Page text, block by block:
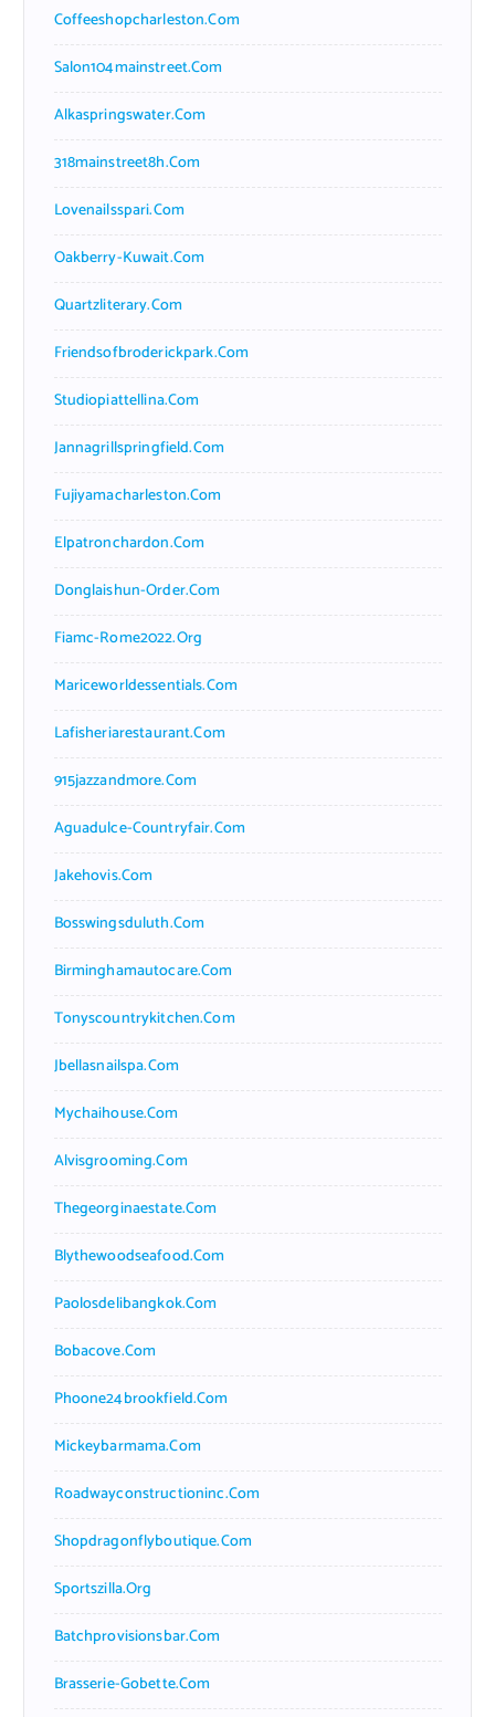
Coffeeshopcharleston.com
Salon104mainstreet.com
Alkaspringswater.com
318mainstreet8h.com
Lovenailsspari.com
Oakberry-Kuwait.com
Quartzliterary.com
Friendsofbroderickpark.com
Studiopiattellina.com
Jannagrillspringfield.com
Fujiyamacharleston.com
Elpatronchardon.com
Donglaishun-Order.com
Fiamc-Rome2022.org
Mariceworldessentials.com
Lafisheriarestaurant.com
915jazzandmore.com
Aguadulce-Countryfair.com
Jakehovis.com
Bosswingsduluth.com
Birminghamautocare.com
Tonyscountrykitchen.com
Jbellasnailspa.com
Mychaihouse.com
Alvisgrooming.com
Thegeorginaestate.com
Blythewoodseafood.com
Paolosdelibangkok.com
Bobacove.com
Phoone24brookfield.com
Mickeybarmama.com
Roadwayconstructioninc.com
Shopdragonflyboutique.com
Sportszilla.org
Batchprovisionsbar.com
Brasserie-Gobette.com